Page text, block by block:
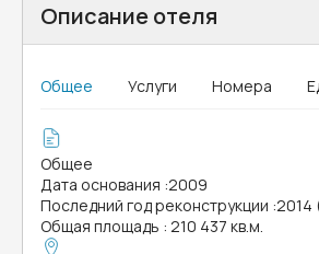
Описание отеля
Общее Услуги Номера
Общее
Дата основания :2009
Последний год реконструкции :2014
Общая площадь : 210 437 кв.м.